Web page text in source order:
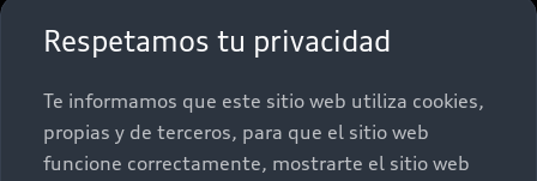
Respetamos tu privacidad
Te informamos que este sitio web utiliza cookies,
propias y de terceros, para que el sitio web
funcione correctamente, mostrarte el sitio web
Nuestras Promociones
Postventa